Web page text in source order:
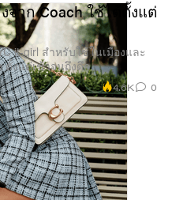
จาก Coach ใช้ได้ตั้งแต่
it-girl สำหรับใช้ในเมืองและ
ตั้งแต่เช้าจนถึงดึก
4.6K 0